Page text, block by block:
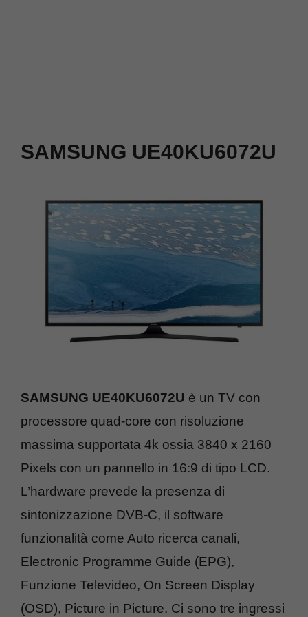
SAMSUNG UE40KU6072U
SAMSUNG UE40KU6072U è un TV con
processore quad-core con risoluzione
massima supportata 4k ossia 3840 x 2160
Pixels con un pannello in 16:9 di tipo LCD.
L’hardware prevede la presenza di
sintonizzazione DVB-C, il software
funzionalità come Auto ricerca canali,
Electronic Programme Guide (EPG),
Funzione Televideo, On Screen Display
(OSD), Picture in Picture. Ci sono tre ingressi